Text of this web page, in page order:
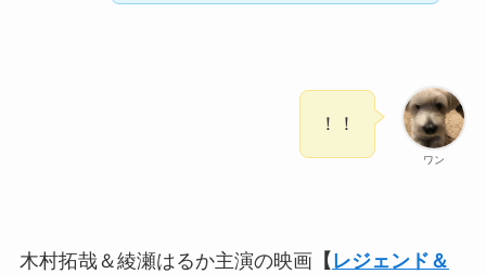
ワン
！！
木村拓哉＆綾瀬はるか主演の映画 【 レジェンド＆